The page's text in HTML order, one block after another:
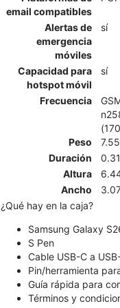
email compatibles
Alertas de
emergencia
móviles
sí
Capacidad para
hotspot móvil
sí
Frecuencia
Peso
Duración
Altura
Ancho
¿Qué hay en la caja?
Samsung Galaxy
S Pen
Cable USB-C a
Pin/herramienta
Guía rápida para
Términos y